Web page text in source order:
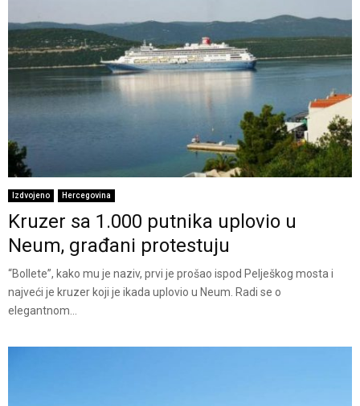
Izdvojeno Hercegovina
Kruzer sa 1.000 putnika uplovio u
Neum, građani protestuju
“Bollete”, kako mu je naziv, prvi je prošao ispod Pelješkog mosta i
najveći je kruzer koji je ikada uplovio u Neum. Radi se o
elegantnom...